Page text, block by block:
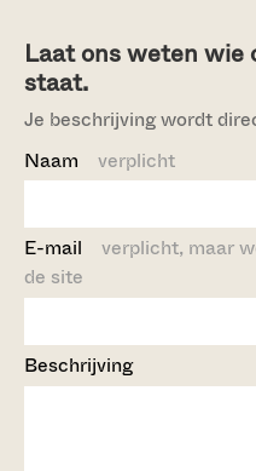
Laat ons weten wie
staat.
Je beschrijving wordt
Naam verplicht
E-mail verplicht, maar
de site
Beschrijving